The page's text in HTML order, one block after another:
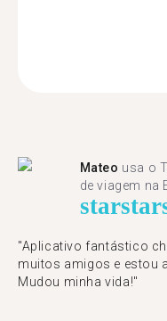
Mateo usa o
de viagem na
starstar
"Aplicativo fantástico
muitos amigos e estou
Mudou minha vida!"